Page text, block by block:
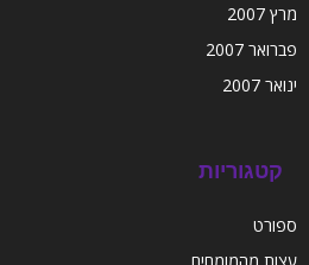
מרץ 2007
פברואר 2007
ינואר 2007
קטגוריות
ספורט
עצות מהמומחים